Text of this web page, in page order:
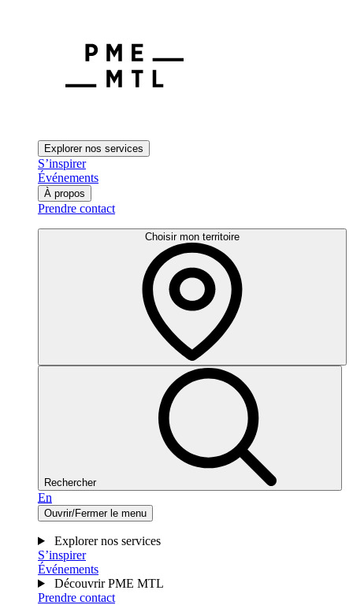
Explorer nos services
S’inspirer
Événements
À propos
Prendre contact
Choisir mon territoire
Rechercher
En
Ouvrir/Fermer le menu
Explorer nos services
S’inspirer
Événements
Découvrir PME MTL
Prendre contact